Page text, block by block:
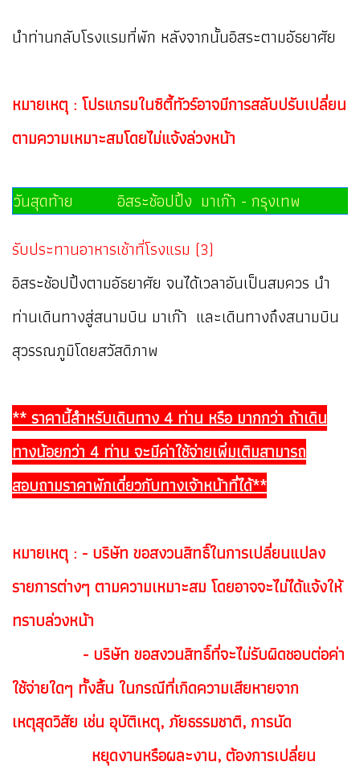
นำท่านกลับโรงแรมที่พัก หลังจากนั้นอิสระตามอัธยาศัย
หมายเหตุ : โปรแกรมในซิตี้ทัวร์อาจมีการสลับปรับเปลี่ยน
ตามความเหมาะสมโดยไม่แจ้งล่วงหน้า
วันสุดท้าย อิสระช้อปปิ้ง มาเก๊า - กรุงเทพ
รับประทานอาหารเช้าที่โรงแรม (3)
อิสระช้อปปิ้งตามอัธยาศัย จนได้เวลาอันเป็นสมควร นำ
ท่านเดินทางสู่สนามบิน มาเก๊า และเดินทางถึงสนามบิน
สุวรรณภูมิโดยสวัสดิภาพ
** ราคานี้สำหรับเดินทาง 4 ท่าน หรือ มากกว่า ถ้าเดิน
ทางน้อยกว่า 4 ท่าน จะมีค่าใช้จ่ายเพิ่มเติมสามารถ
สอบถามราคาพักเดี่ยวกับทางเจ้าหน้าที่ได้**
หมายเหตุ : - บริษัท ขอสงวนสิทธิ์ในการเปลี่ยนแปลง
รายการต่างๆ ตามความเหมาะสม โดยอาจจะไม่ได้แจ้งให้
ทราบล่วงหน้า
- บริษัท ขอสงวนสิทธิ์ที่จะไม่รับผิดชอบต่อค่า
ใช้จ่ายใดๆ ทั้งสิ้น ในกรณีที่เกิดความเสียหายจาก
เหตุสุดวิสัย เช่น อุบัติเหตุ, ภัยธรรมชาติ, การนัด
หยุดงานหรือผละงาน, ต้องการเปลี่ยน